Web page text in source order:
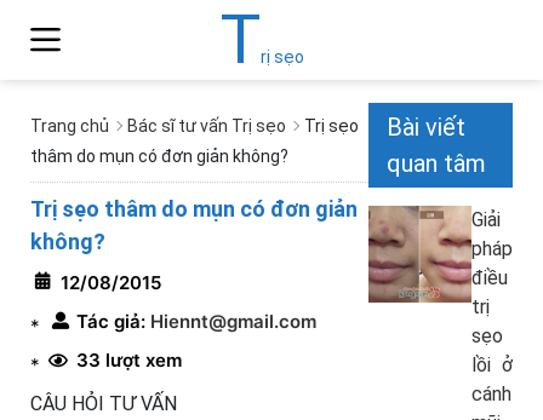
Trị sẹo
Trang chủ Bác sĩ tư vấn Trị sẹo
Trị sẹo
thâm do mụn có đơn giản không?
Trị sẹo thâm do mụn có đơn giản
không?
12/08/2015
*
Tác giả: Hiennt@gmail.com
*
33 lượt xem
CÂU HỎI TƯ VẤN
Bài viết
quan tâm
Giải
pháp
điều
trị
sẹo
lồi ở
cánh